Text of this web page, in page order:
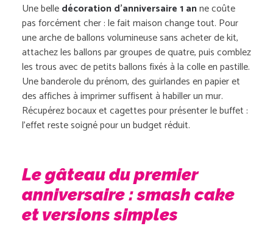
Une belledécoration d’anniversaire 1 anne coûte
pas forcément cher : le fait maison change tout. Pour
une arche de ballons volumineuse sans acheter de kit,
attachez les ballons par groupes de quatre, puis comblez
les trous avec de petits ballons fixés à la colle en pastille.
Une banderole du prénom, des guirlandes en papier et
des affiches à imprimer suffisent à habiller un mur.
Récupérez bocaux et cagettes pour présenter le buffet :
l’effet reste soigné pour un budget réduit.
Le gâteau du premier
anniversaire : smash cake
et versions simples